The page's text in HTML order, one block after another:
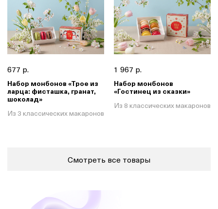
677 р.
Набор монбонов «Трое из
ларца: фисташка, гранат,
шоколад»
Из 3 классических макаронов
1 967 р.
Набор монбонов
«Гостинец из сказки»
Из 8 классических макаронов
Смотреть все товары